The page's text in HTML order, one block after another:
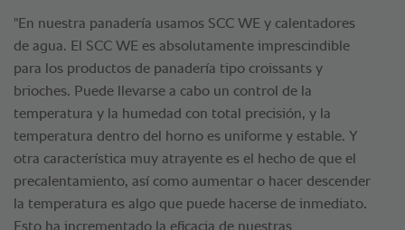
"En nuestra panadería usamos SCC WE y calentadores
de agua. El SCC WE es absolutamente imprescindible
para los productos de panadería tipo croissants y
brioches. Puede llevarse a cabo un control de la
temperatura y la humedad con total precisión, y la
temperatura dentro del horno es uniforme y estable. Y
otra característica muy atrayente es el hecho de que el
precalentamiento, así como aumentar o hacer descender
la temperatura es algo que puede hacerse de inmediato.